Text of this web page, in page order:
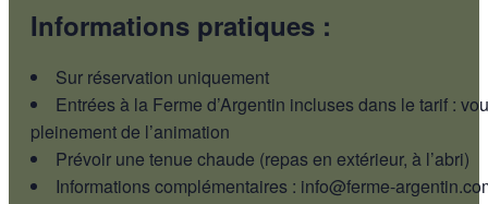
Informations pratiques :
Sur réservation uniquement
Entrées à la Ferme d’Argentin incluses dans le tarif :
pleinement de l’animation
Prévoir une tenue chaude (repas en extérieur, à l’abri)
Informations complémentaires : info@ferme-